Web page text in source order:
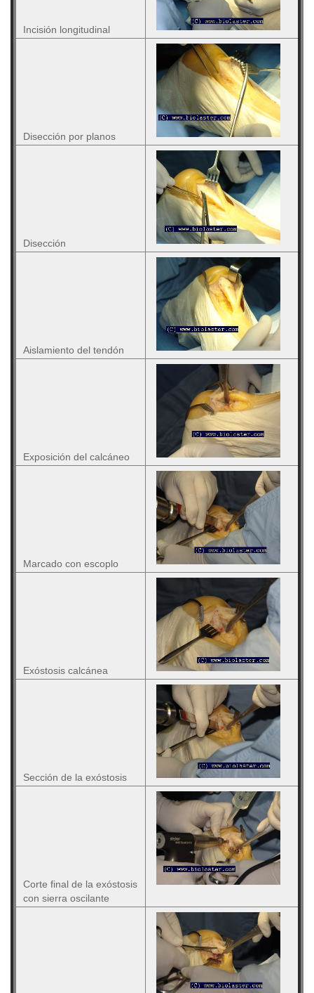
Incisión longitudinal
Disección por planos
Disección
Aislamiento del tendón
Exposición del calcáneo
Marcado con escoplo
Exóstosis calcánea
Sección de la exóstosis
Corte final de la exóstosis
con sierra oscilante